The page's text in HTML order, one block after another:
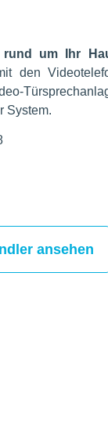
um Ihr
den
System.
ansehen